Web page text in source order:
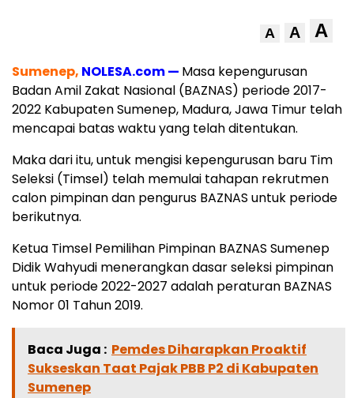
A A A
Sumenep, NOLESA.com — Masa kepengurusan
Badan Amil Zakat Nasional (BAZNAS) periode 2017-
2022 Kabupaten Sumenep, Madura, Jawa Timur telah
mencapai batas waktu yang telah ditentukan.
Maka dari itu, untuk mengisi kepengurusan baru Tim
Seleksi (Timsel) telah memulai tahapan rekrutmen
calon pimpinan dan pengurus BAZNAS untuk periode
berikutnya.
Ketua Timsel Pemilihan Pimpinan BAZNAS Sumenep
Didik Wahyudi menerangkan dasar seleksi pimpinan
untuk periode 2022-2027 adalah peraturan BAZNAS
Nomor 01 Tahun 2019.
Baca Juga : Pemdes Diharapkan Proaktif
Sukseskan Taat Pajak PBB P2 di Kabupaten
Sumenep